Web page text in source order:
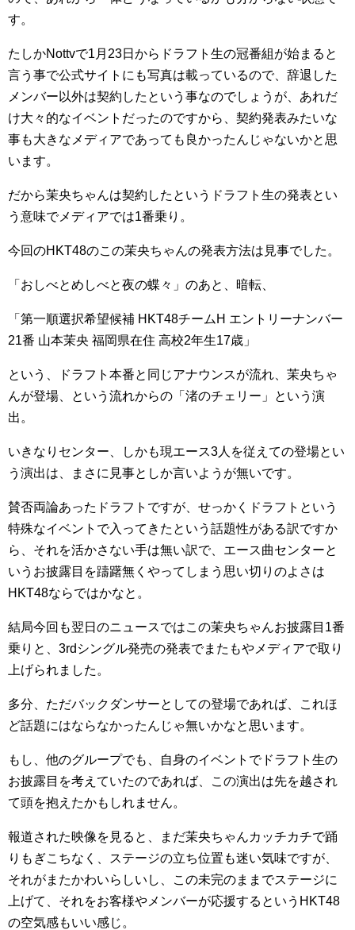
す。
たしかNottvで1月23日からドラフト生の冠番組が始まると
言う事で公式サイトにも写真は載っているので、辞退した
メンバー以外は契約したという事なのでしょうが、あれだ
け大々的なイベントだったのですから、契約発表みたいな
事も大きなメディアであっても良かったんじゃないかと思
います。
だから茉央ちゃんは契約したというドラフト生の発表とい
う意味でメディアでは1番乗り。
今回のHKT48のこの茉央ちゃんの発表方法は見事でした。
「おしべとめしべと夜の蝶々」のあと、暗転、
「第一順選択希望候補 HKT48チームH エントリーナンバー
21番 山本茉央 福岡県在住 高校2年生17歳」
という、ドラフト本番と同じアナウンスが流れ、茉央ちゃ
んが登場、という流れからの「渚のチェリー」という演
出。
いきなりセンター、しかも現エース3人を従えての登場とい
う演出は、まさに見事としか言いようが無いです。
賛否両論あったドラフトですが、せっかくドラフトという
特殊なイベントで入ってきたという話題性がある訳ですか
ら、それを活かさない手は無い訳で、エース曲センターと
いうお披露目を躊躇無くやってしまう思い切りのよさは
HKT48ならではかなと。
結局今回も翌日のニュースではこの茉央ちゃんお披露目1番
乗りと、3rdシングル発売の発表でまたもやメディアで取り
上げられました。
多分、ただバックダンサーとしての登場であれば、これほ
ど話題にはならなかったんじゃ無いかなと思います。
もし、他のグループでも、自身のイベントでドラフト生の
お披露目を考えていたのであれば、この演出は先を越され
て頭を抱えたかもしれません。
報道された映像を見ると、まだ茉央ちゃんカッチカチで踊
りもぎこちなく、ステージの立ち位置も迷い気味ですが、
それがまたかわいらしいし、この未完のままでステージに
上げて、それをお客様やメンバーが応援するというHKT48
の空気感もいい感じ。